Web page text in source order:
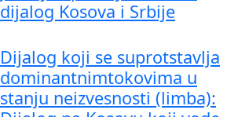
dijalog Kosova i Srbije
Dijalog koji se suprotstavlja
dominantnimtokovima u
stanju neizvesnosti (limba):